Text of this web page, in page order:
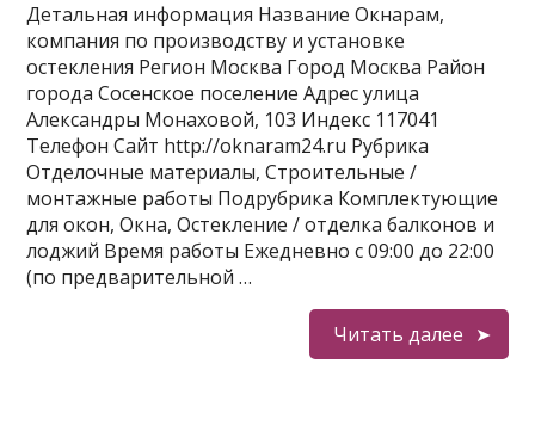
Детальная информация Название Окнарам,
компания по производству и установке
остекления Регион Москва Город Москва Район
города Сосенское поселение Адрес улица
Александры Монаховой, 103 Индекс 117041
Телефон Сайт http://oknaram24.ru Рубрика
Отделочные материалы, Строительные /
монтажные работы Подрубрика Комплектующие
для окон, Окна, Остекление / отделка балконов и
лоджий Время работы Ежедневно с 09:00 до 22:00
(по предварительной …
Читать далее